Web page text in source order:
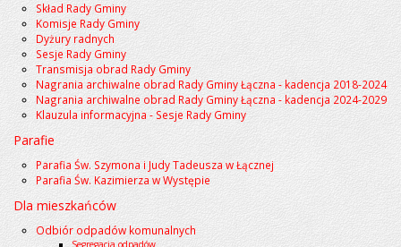
Skład Rady Gminy
Komisje Rady Gminy
Dyżury radnych
Sesje Rady Gminy
Transmisja obrad Rady Gminy
Nagrania archiwalne obrad Rady Gminy Łączna - kadencja 2018-2024
Nagrania archiwalne obrad Rady Gminy Łączna - kadencja 2024-2029
Klauzula informacyjna - Sesje Rady Gminy
Parafie
Parafia Św. Szymona i Judy Tadeusza w Łącznej
Parafia Św. Kazimierza w Występie
Dla mieszkańców
Odbiór odpadów komunalnych
Segregacja odpadów